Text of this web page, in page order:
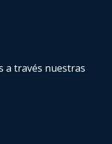
a través nuestras